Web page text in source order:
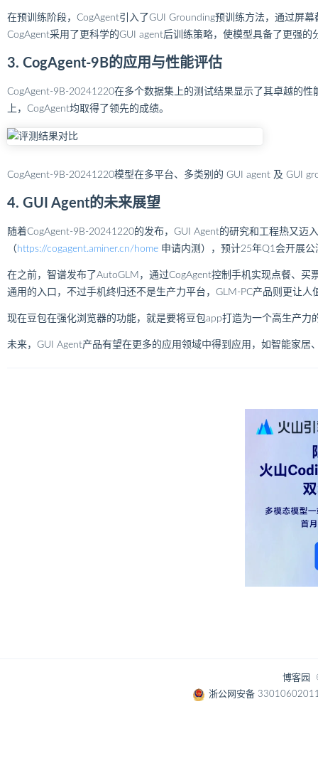
在预训练阶段，CogAgent引入了GUI Grounding预训练方法，通过屏
CogAgent采用了更科学的GUI agent后训练策略，使模型具备了更强的
3. CogAgent-9B的应用与性能评估
CogAgent-9B-20241220在多个数据集上的测试结果显示了其卓越的
上，CogAgent均取得了领先的成绩。
CogAgent-9B-20241220模型在多平台、多类别的 GUI agent 及 GUI
4. GUI Agent的未来展望
随着CogAgent-9B-20241220的发布，GUI Agent的研究和工程热又迈
（ https://cogagent.aminer.cn/home 申请内测），预计25年Q1会开展公
在之前，智谱发布了AutoGLM，通过CogAgent控制手机实现点餐、
通用的入口，不过手机终归还不是生产力平台，GLM-PC产品则更让人
现在豆包在强化浏览器的功能，就是要将豆包app打造为一个高生产
未来，GUI Agent产品有望在更多的应用领域中得到应用，如智能家
博客园
浙公网安备